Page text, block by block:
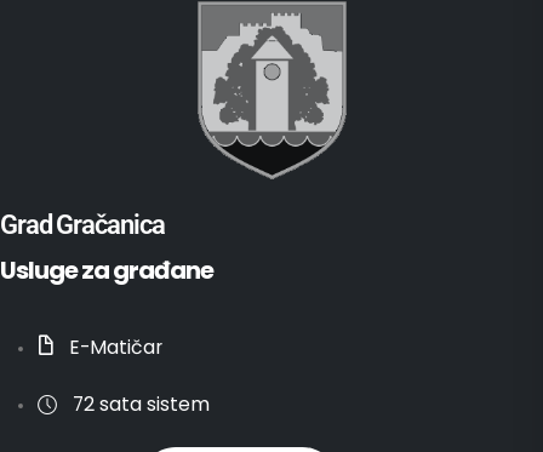
Grad Gračanica
Usluge za građane
E-Matičar
72 sata sistem